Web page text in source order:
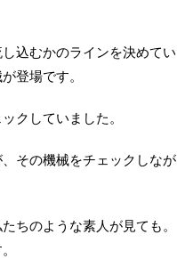
込むかのラインを決めてい
登場です。
クしていました。
その機械をチェックしなが
ちのような素人が見ても。